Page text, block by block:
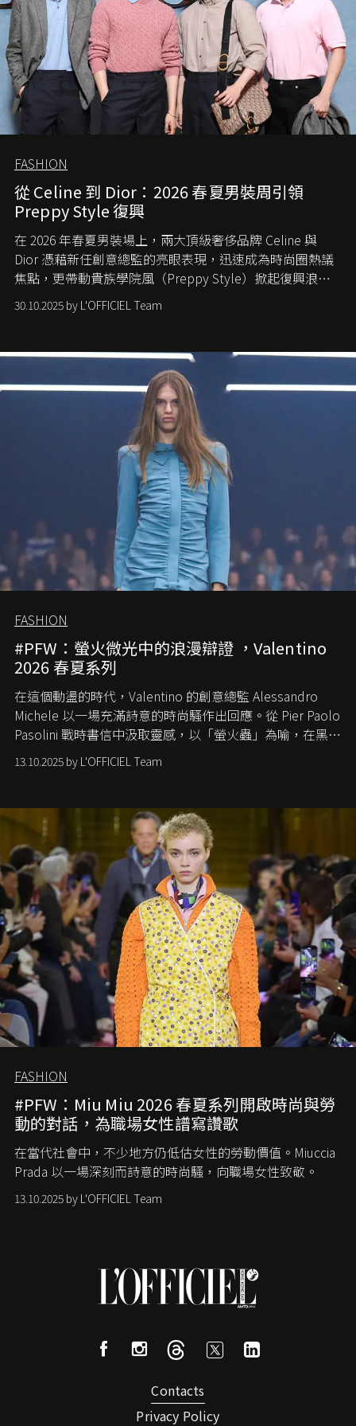
FASHION
從 Celine 到 Dior：2026 春夏男裝周引領
Preppy Style 復興
在 2026 年春夏男裝場上，兩大頂級奢侈品牌 Celine 與
Dior 憑藉新任創意總監的亮眼表現，迅速成為時尚圈熱議
焦點，更帶動貴族學院風（Preppy Style）掀起復興浪
潮，讓這股經典風格再度回到大眾視線。
30.10.2025 by L'OFFICIEL Team
FASHION
#PFW：螢火微光中的浪漫辯證 ，Valentino
2026 春夏系列
在這個動盪的時代， Valentino 的創意總監 Alessandro
Michele 以一場充滿詩意的時尚騷作出回應。從 Pier Paolo
Pasolini 戰時書信中汲取靈感，以「螢火蟲」為喻，在黑暗
中找尋希望的微光。
13.10.2025 by L'OFFICIEL Team
FASHION
#PFW：Miu Miu 2026 春夏系列開啟時尚與勞
動的對話，為職場女性譜寫讚歌
在當代社會中，不少地方仍低估女性的勞動價值。 Miuccia
Prada 以一場深刻而詩意的時尚騷，向職場女性致敬。
13.10.2025 by L'OFFICIEL Team
Contacts
Privacy Policy